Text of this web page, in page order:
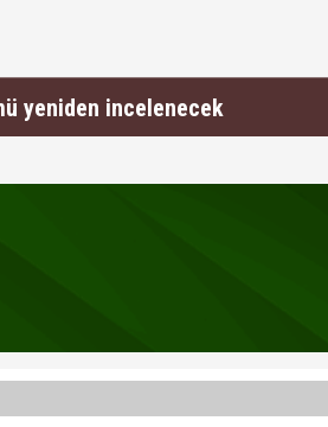
yeniden incelenecek
“Alan bırakmayacağız”
Söyledi: “Çok